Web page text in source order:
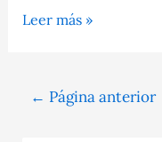
Halcón
alimentación,
extinción
Leer más »
Navegación
← Página anterior